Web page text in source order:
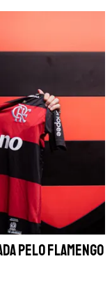
pelo Flamengo